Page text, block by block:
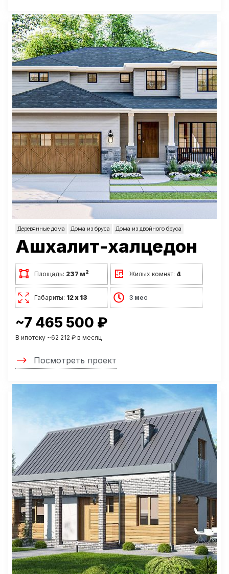
Деревянные дома Дома из бруса Дома из двойного бруса
Ашхалит-халцедон
Площадь: 237 м2 Жилых комнат: 4
Габариты: 12 х 13 3 мес
~7 465 500 ₽
В ипотеку ~62 212 ₽ в месяц
Посмотреть проект